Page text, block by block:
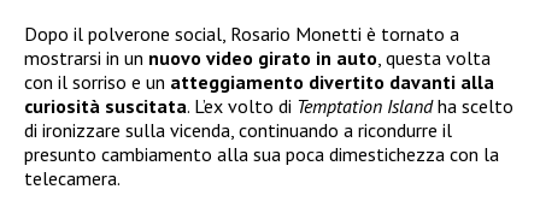
Dopo il polverone social, Rosario Monetti è tornato a
mostrarsi in un nuovo video girato in auto, questa volta
con il sorriso e un atteggiamento divertito davanti alla
curiosità suscitata. L’ex volto di Temptation Islandha scelto
di ironizzare sulla vicenda, continuando a ricondurre il
presunto cambiamento alla sua poca dimestichezza con la
telecamera.